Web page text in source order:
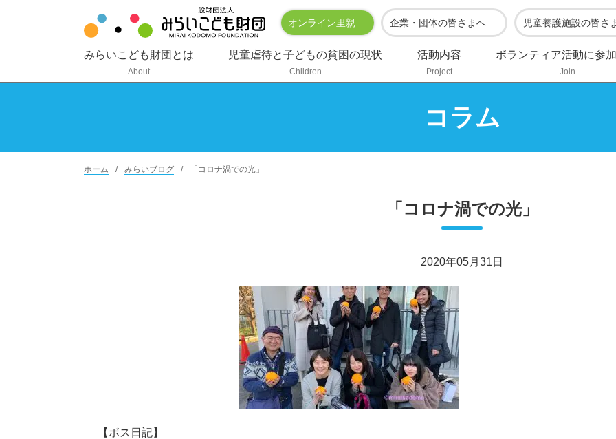
オンライン里親 企業・団体の皆さまへ 児童養護施設の皆さ
みらいこども財団とは
About
児童虐待と子どもの貧困の現状
Children
活動内容
Project
ボランティア活動に参
Join
コラム
ホーム みらいブログ 「コロナ渦での光」
「コロナ渦での光」
2020年05月31日
【ボス日記】